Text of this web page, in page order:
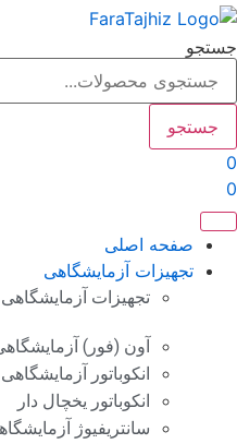
جستجو
صفحه اصلی
تجهیزات آزمایشگاهی
تجهیزات آزمایشگاهی 1
آون (فور) آزمایشگاهی
انکوباتور آزمایشگاهی
انکوباتور یخچال دار
سانتریفیوژ آزمایشگاهی